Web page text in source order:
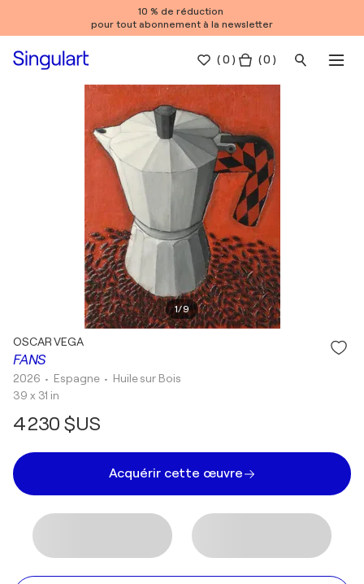
10 % de réduction
pour tout abonnement à la newsletter
(0 ) ( 0 )
1/9
FANS
OSCAR VEGA
2026 • Espagne • Huile sur Bois
39 x 31 in
4 230 $US
Acquérir cette œuvre